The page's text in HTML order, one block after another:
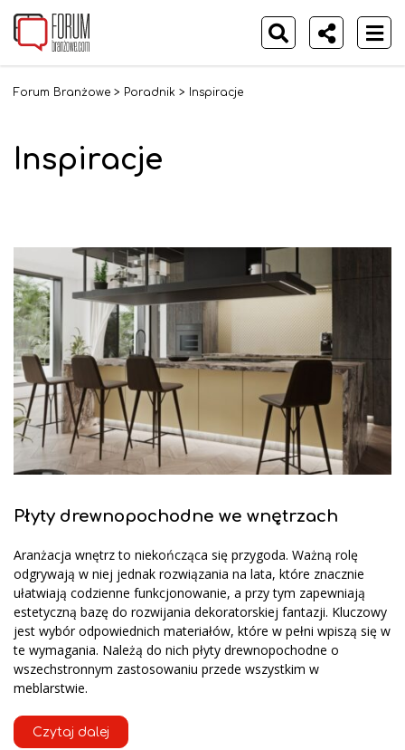
Forum Branżowe > Poradnik > Inspiracje
Inspiracje
Płyty drewnopochodne we wnętrzach
Aranżacja wnętrz to niekończąca się przygoda. Ważną rolę
odgrywają w niej jednak rozwiązania na lata, które znacznie
ułatwiają codzienne funkcjonowanie, a przy tym zapewniają
estetyczną bazę do rozwijania dekoratorskiej fantazji. Kluczowy
jest wybór odpowiednich materiałów, które w pełni wpiszą się w
te wymagania. Należą do nich płyty drewnopochodne o
wszechstronnym zastosowaniu przede wszystkim w
meblarstwie.
Czytaj dalej